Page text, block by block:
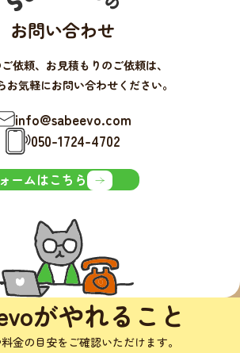
お問い合わせ
依頼、お見積もりのご依頼は、
お気軽にお問い合わせください。
info@sabeevo.com
050-1724-4702
ームはこちら
がやれること
金の目安をご確認いただけます。